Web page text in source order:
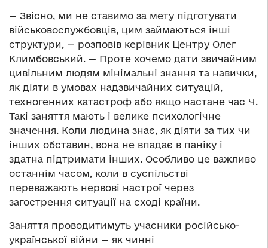
— Звісно, ми не ставимо за мету підготувати
військовослужбовців, цим займаються інші
структури, — розповів керівник Центру Олег
Климбовський. — Проте хочемо дати звичайним
цивільним людям мінімальні знання та навички,
як діяти в умовах надзвичайних ситуацій,
техногенних катастроф або якщо настане час Ч.
Такі заняття мають і велике психологічне
значення. Коли людина знає, як діяти за тих чи
інших обставин, вона не впадає в паніку і
здатна підтримати інших. Особливо це важливо
останнім часом, коли в суспільстві
переважають нервові настрої через
загострення ситуації на сході країни.
Заняття проводитимуть учасники російсько-
української війни — як чинні